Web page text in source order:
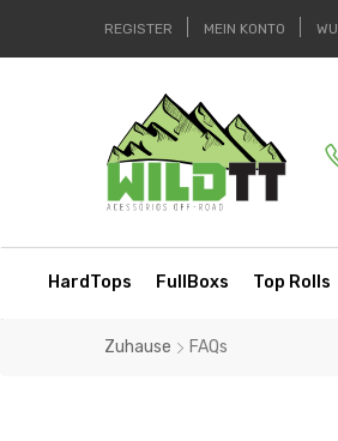
REGISTER MEIN KONTO
HardTops FullBoxs Top Rolls
Zuhause FAQs